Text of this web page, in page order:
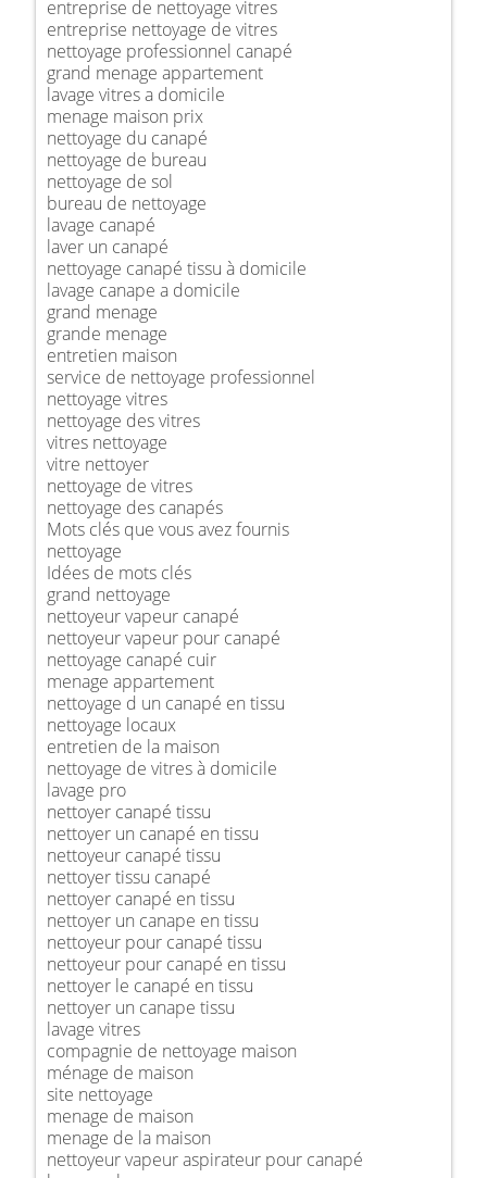
entreprise de nettoyage vitres
entreprise nettoyage de vitres
nettoyage professionnel canapé
grand menage appartement
lavage vitres a domicile
menage maison prix
nettoyage du canapé
nettoyage de bureau
nettoyage de sol
bureau de nettoyage
lavage canapé
laver un canapé
nettoyage canapé tissu à domicile
lavage canape a domicile
grand menage
grande menage
entretien maison
service de nettoyage professionnel
nettoyage vitres
nettoyage des vitres
vitres nettoyage
vitre nettoyer
nettoyage de vitres
nettoyage des canapés
Mots clés que vous avez fournis
nettoyage
Idées de mots clés
grand nettoyage
nettoyeur vapeur canapé
nettoyeur vapeur pour canapé
nettoyage canapé cuir
menage appartement
nettoyage d un canapé en tissu
nettoyage locaux
entretien de la maison
nettoyage de vitres à domicile
lavage pro
nettoyer canapé tissu
nettoyer un canapé en tissu
nettoyeur canapé tissu
nettoyer tissu canapé
nettoyer canapé en tissu
nettoyer un canape en tissu
nettoyeur pour canapé tissu
nettoyeur pour canapé en tissu
nettoyer le canapé en tissu
nettoyer un canape tissu
lavage vitres
compagnie de nettoyage maison
ménage de maison
site nettoyage
menage de maison
menage de la maison
nettoyeur vapeur aspirateur pour canapé